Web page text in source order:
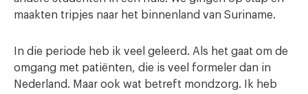
maakten tripjes naar het binnenland van Suriname.
In die periode heb ik veel geleerd. Als het gaat om de
omgang met patiënten, die is veel formeler dan in
Nederland. Maar ook wat betreft mondzorg. Ik heb